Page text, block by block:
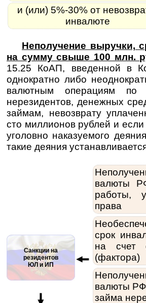
и (или) 5%-30% от
инвалюте
Неполучение выручки,
на сумму свыше 100 млн.
15.25 КоАП, введенной в
однократно либо
валютным операциям по
нерезидентов, денежных
займам, невозврату
сто миллионов рублей и
уголовно наказуемого
такие деяния
Санкции на
резидентов
ЮЛ и ИП
валюты
работы,
права
срок
на счет
(фактора)
валюты РФ
займа